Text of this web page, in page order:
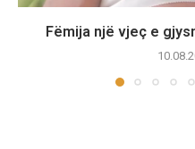
Fëmija një vjeç e